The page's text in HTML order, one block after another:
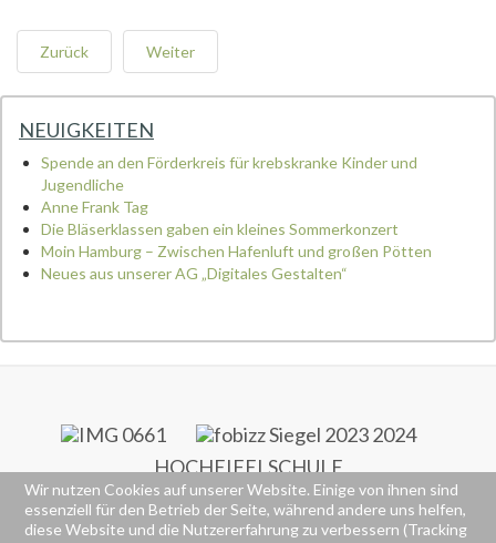
Zurück Weiter
NEUIGKEITEN
Spende an den Förderkreis für krebskranke Kinder und
Jugendliche
Anne Frank Tag
Die Bläserklassen gaben ein kleines Sommerkonzert
Moin Hamburg – Zwischen Hafenluft und großen Pötten
Neues aus unserer AG „Digitales Gestalten“
HOCHEIFELSCHULE
RS+ & FOS
Alte Poststraße 77
53518 Adenau
Wir nutzen Cookies auf unserer Website. Einige von ihnen sind
essenziell für den Betrieb der Seite, während andere uns helfen,
diese Website und die Nutzererfahrung zu verbessern (Tracking